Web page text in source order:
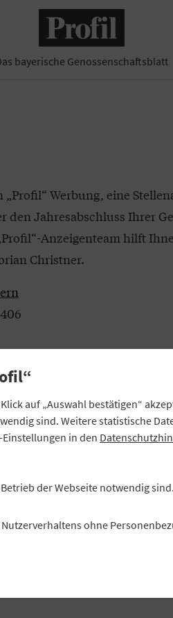
bayerische Genossenschaftsblatt
Werbung, eine
den Jahresabschluss Ihrer
Anzeigenteam hilft
Christner.
Bayern
auf „Auswahl bestätigen“
sind. Weitere statistische
in den
der Webseite notwendig sind.
ohne